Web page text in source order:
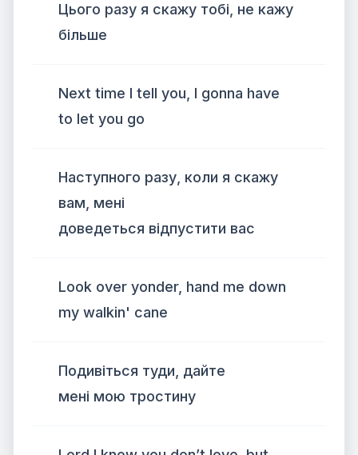
Цього разу я скажу тобі, не кажу
більше
Next time I tell you, I gonna have
to let you go
Наступного разу, коли я скажу
вам, мені
доведеться відпустити вас
Look over yonder, hand me down
my walkin' cane
Подивіться туди, дайте
мені мою тростину